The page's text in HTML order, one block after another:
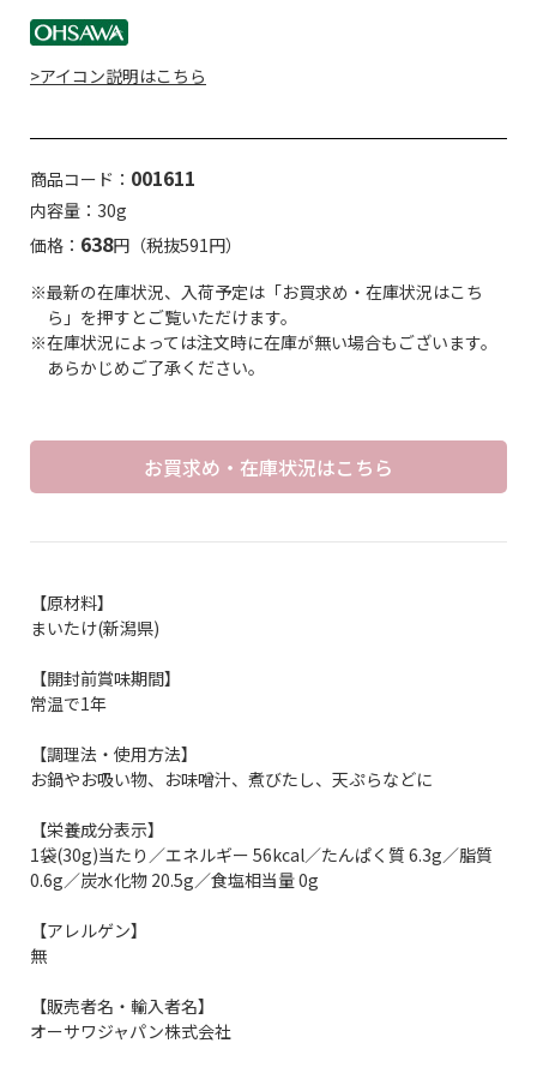
>アイコン説明はこちら
商品コード： 001611
内容量：30g
価格： 638円（税抜591円）
※最新の在庫状況、入荷予定は「お買求め・在庫状況はこち
ら」を押すとご覧いただけます。
※在庫状況によっては注文時に在庫が無い場合もございます。
あらかじめご了承ください。
お買求め・在庫状況はこちら
【原材料】
まいたけ(新潟県)
【開封前賞味期間】
常温で1年
【調理法・使用方法】
お鍋やお吸い物、お味噌汁、煮びたし、天ぷらなどに
【栄養成分表示】
1袋(30g)当たり／エネルギー 56kcal／たんぱく質 6.3g／脂質
0.6g／炭水化物 20.5g／食塩相当量 0g
【アレルゲン】
無
【販売者名・輸入者名】
オーサワジャパン株式会社